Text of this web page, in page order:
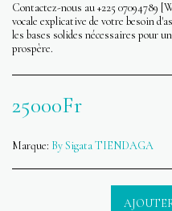
Contactez-nous au +225 07094789
vocale explicative de votre besoin
les bases solides nécessaires pour
prospère.
25000Fr
Marque: By Sigata TIENDAGA